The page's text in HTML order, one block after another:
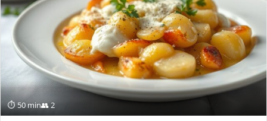
⏱ 50 min👥 2